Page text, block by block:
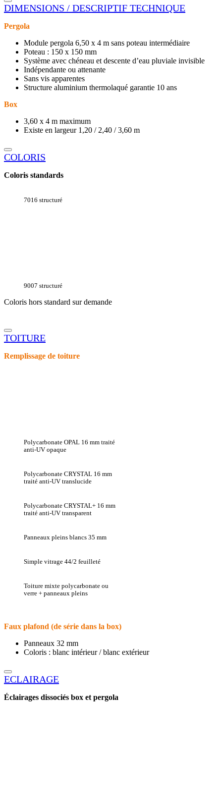
DIMENSIONS / DESCRIPTIF TECHNIQUE
Pergola
Module pergola 6,50 x 4 m sans poteau intermédiaire
Poteau : 150 x 150 mm
Système avec chéneau et descente d’eau pluviale invisible
Indépendante ou attenante
Sans vis apparentes
Structure aluminium thermolaqué garantie 10 ans
Box
3,60 x 4 m maximum
Existe en largeur 1,20 / 2,40 / 3,60 m
COLORIS
Coloris standards
7016 structuré
9007 structuré
Coloris hors standard sur demande
TOITURE
Remplissage de toiture
Polycarbonate OPAL 16 mm traité
anti-UV opaque
Polycarbonate CRYSTAL 16 mm
traité anti-UV translucide
Polycarbonate CRYSTAL+ 16 mm
traité anti-UV transparent
Panneaux pleins blancs 35 mm
Simple vitrage 44/2 feuilleté
Toiture mixte polycarbonate ou
verre + panneaux pleins
Faux plafond (de série dans la box)
Panneaux 32 mm
Coloris : blanc intérieur / blanc extérieur
ECLAIRAGE
Éclairages dissociés box et pergola